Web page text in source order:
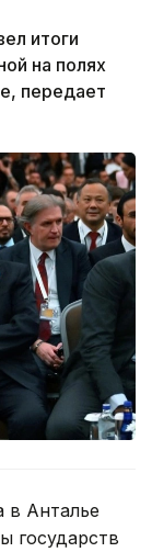
итоги
на полях
передает
в Анталье
государств